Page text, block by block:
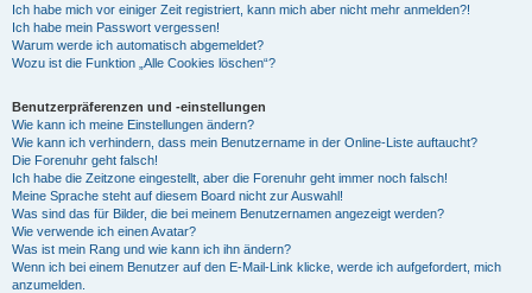
Ich habe mich vor einiger Zeit registriert, kann mich aber nicht mehr anmelden?!
Ich habe mein Passwort vergessen!
Warum werde ich automatisch abgemeldet?
Wozu ist die Funktion „Alle Cookies löschen“?
Benutzerpräferenzen und -einstellungen
Wie kann ich meine Einstellungen ändern?
Wie kann ich verhindern, dass mein Benutzername in der Online-Liste auftaucht?
Die Forenuhr geht falsch!
Ich habe die Zeitzone eingestellt, aber die Forenuhr geht immer noch falsch!
Meine Sprache steht auf diesem Board nicht zur Auswahl!
Was sind das für Bilder, die bei meinem Benutzernamen angezeigt werden?
Wie verwende ich einen Avatar?
Was ist mein Rang und wie kann ich ihn ändern?
Wenn ich bei einem Benutzer auf den E-Mail-Link klicke, werde ich aufgefordert, mich
anzumelden.